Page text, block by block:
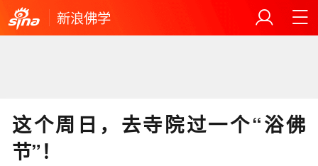
新浪佛学
这个周日，去寺院过一个“浴佛
节”！